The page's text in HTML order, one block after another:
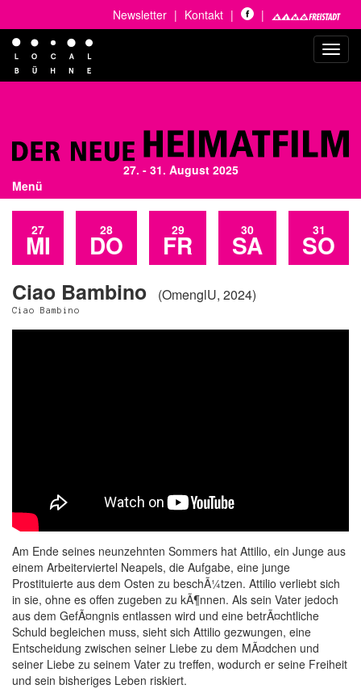
Newsletter | Kontakt | |
27. - 31. August 2025
Menü
27
MI 28
DO 29
FR 30
SA 31
SO
Ciao Bambino (OmenglU, 2024)
Ciao Bambino
Am Ende seines neunzehnten Sommers hat Attilio, ein Junge aus
einem Arbeiterviertel Neapels, die Aufgabe, eine junge
Prostituierte aus dem Osten zu beschÃ¼tzen. Attilio verliebt sich
in sie, ohne es offen zugeben zu kÃ¶nnen. Als sein Vater jedoch
aus dem GefÃ¤ngnis entlassen wird und eine betrÃ¤chtliche
Schuld begleichen muss, sieht sich Attilio gezwungen, eine
Entscheidung zwischen seiner Liebe zu dem MÃ¤dchen und
seiner Liebe zu seinem Vater zu treffen, wodurch er seine Freiheit
und sein bisheriges Leben riskiert.